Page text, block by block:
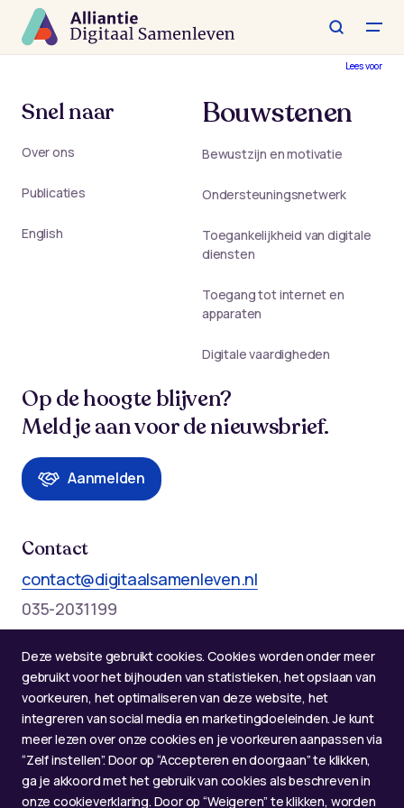
hoofdinhoud
Deze website gebruikt cookies. Cookies worden onder meer
gebruikt voor het bijhouden van statistieken, het opslaan van
voorkeuren, het optimaliseren van deze website, het
integreren van social media en marketingdoeleinden. Je kunt
meer lezen over onze cookies en je voorkeuren aanpassen via
“Zelf instellen”. Door op “Accepteren en doorgaan” te klikken,
ga je akkoord met het gebruik van cookies als beschreven in
onze cookieverklaring. Door op “Weigeren” te klikken, worden
Lees voor
Snel naar
Over ons
Publicaties
English
Bouwstenen
Bewustzijn en motivatie
Ondersteuningsnetwerk
Toegankelijkheid van digitale
diensten
Toegang tot internet en
apparaten
Digitale vaardigheden
Op de hoogte blijven?
Meld je aan voor de nieuwsbrief.
Aanmelden
Contact
contact@digitaalsamenleven.nl
035-2031199
Maandag t/m donderdag: 09:00 - 12:00 en 13:00 - 17:00